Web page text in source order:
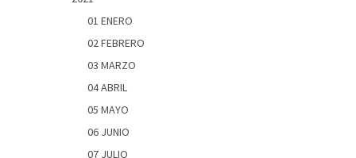
01 ENERO
02 FEBRERO
03 MARZO
04 ABRIL
05 MAYO
06 JUNIO
07 JULIO